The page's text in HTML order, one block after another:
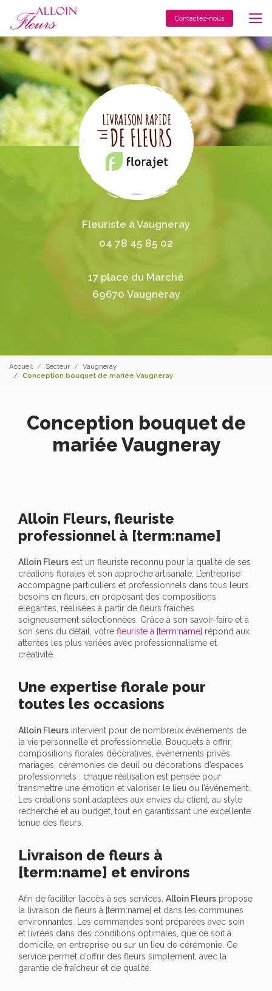
contenu
principal
Contactez-nous
Fleuriste à Vaugneray
04 78 45 85 02
17 place du Marché
69670 Vaugneray
Accueil Secteur
Vaugneray
Conception bouquet de mariée Vaugneray
Conception bouquet de
mariée Vaugneray
Alloin Fleurs, fleuriste
professionnel à [term:name]
Alloin Fleurs est un fleuriste reconnu pour la qualité de ses
créations florales et son approche artisanale. L’entreprise
accompagne particuliers et professionnels dans tous leurs
besoins en fleurs, en proposant des compositions
élégantes, réalisées à partir de fleurs fraîches
soigneusement sélectionnées. Grâce à son savoir-faire et à
son sens du détail, votre fleuriste à [term:name] répond aux
attentes les plus variées avec professionnalisme et
créativité.
Une expertise florale pour
toutes les occasions
Alloin Fleurs intervient pour de nombreux événements de
la vie personnelle et professionnelle. Bouquets à offrir,
compositions florales décoratives, événements privés,
mariages, cérémonies de deuil ou décorations d’espaces
professionnels : chaque réalisation est pensée pour
transmettre une émotion et valoriser le lieu ou l’événement.
Les créations sont adaptées aux envies du client, au style
recherché et au budget, tout en garantissant une excellente
tenue des fleurs.
Livraison de fleurs à
[term:name] et environs
Afin de faciliter l’accès à ses services, Alloin Fleurs propose
la livraison de fleurs à [term:name] et dans les communes
environnantes. Les commandes sont préparées avec soin
et livrées dans des conditions optimales, que ce soit à
domicile, en entreprise ou sur un lieu de cérémonie. Ce
service permet d’offrir des fleurs simplement, avec la
garantie de fraîcheur et de qualité.